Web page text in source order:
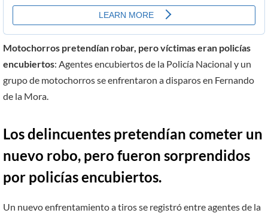
Motochorros pretendían robar, pero víctimas eran policías
encubiertos: Agentes encubiertos de la Policía Nacional y un
grupo de motochorros se enfrentaron a disparos en Fernando
de la Mora.
Los delincuentes pretendían cometer un
nuevo robo, pero fueron sorprendidos
por policías encubiertos.
Un nuevo enfrentamiento a tiros se registró entre agentes de la